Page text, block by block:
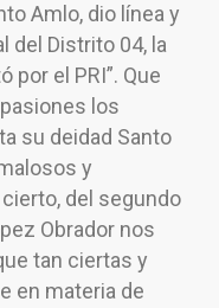
Amlo, dio línea y
del Distrito 04, la
por el PRI”. Que
los
su deidad Santo
y
del segundo
Obrador nos
tan ciertas y
en materia de